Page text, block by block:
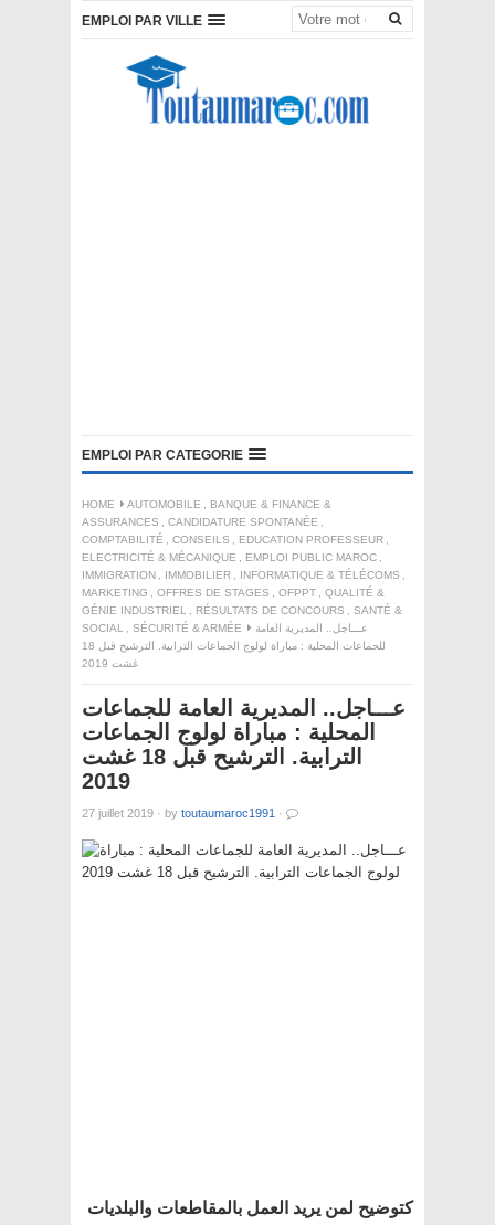
EMPLOI PAR VILLE
EMPLOI PAR CATEGORIE
HOME AUTOMOBILE , BANQUE & FINANCE &
ASSURANCES , CANDIDATURE SPONTANÉE ,
COMPTABILITÉ , CONSEILS , EDUCATION PROFESSEUR ,
ELECTRICITÉ & MÉCANIQUE , EMPLOI PUBLIC MAROC ,
IMMIGRATION , IMMOBILIER , INFORMATIQUE & TÉLÉCOMS ,
MARKETING , OFFRES DE STAGES , OFPPT , QUALITÉ &
GÉNIE INDUSTRIEL , RÉSULTATS DE CONCOURS , SANTÉ &
SOCIAL , SÉCURITÉ & ARMÉE
عـــاجل.. المديرية العامة
للجماعات المحلية : مباراة لولوج الجماعات الترابية. الترشيح قبل 18
غشت 2019
عـــاجل.. المديرية العامة للجماعات
المحلية : مباراة لولوج الجماعات
الترابية. الترشيح قبل 18 غشت
2019
27 juillet 2019 · by toutaumaroc1991 ·
كتوضيح لمن يريد العمل بالمقاطعات والبلديات